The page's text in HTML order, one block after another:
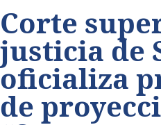
Corte
justicia de
oficializa
de